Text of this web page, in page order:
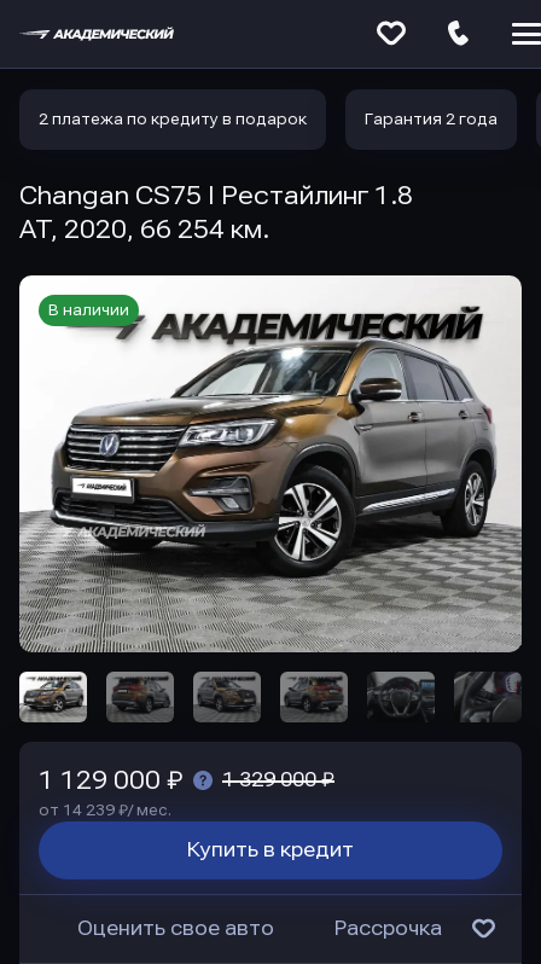
2 платежа по кредиту в подарок Гарантия 2 года
Changan CS75 I Рестайлинг 1.8
AT, 2020, 66 254 км.
В наличии
1 129 000 ₽ 1 329 000 ₽
от 14 239 ₽/ мес.
Купить в кредит
Оценить свое авто Рассрочка